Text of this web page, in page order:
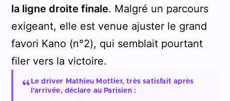
la ligne droite finale. Malgré un parcours
exigeant, elle est venue ajuster le grand
favori Kano (n°2), qui semblait pourtant
filer vers la victoire.
Le driver Mathieu Mottier, très satisfait après
l'arrivée, déclare au Parisien :